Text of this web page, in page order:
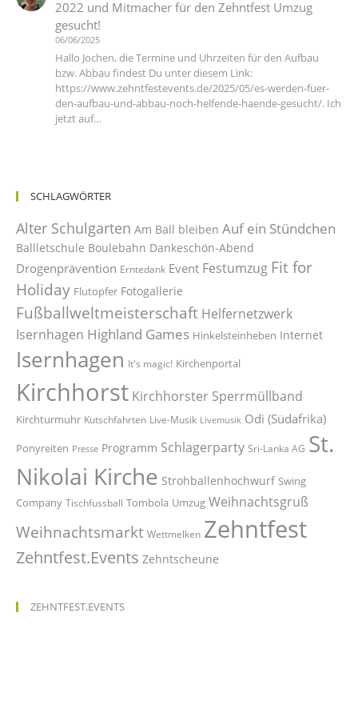
2022 und Mitmacher für den Zehntfest Umzug
gesucht!
06/06/2025
Hallo Jochen, die Termine und Uhrzeiten für den Aufbau
bzw. Abbau findest Du unter diesem Link:
https://www.zehntfestevents.de/2025/05/es-werden-fuer-
den-aufbau-und-abbau-noch-helfende-haende-gesucht/. Ich
jetzt auf…
SCHLAGWÖRTER
Alter Schulgarten Am Ball bleiben Auf ein Stündchen
Ballletschule Boulebahn Dankeschön-Abend
Drogenprävention Erntedank Event Festumzug Fit for
Holiday Flutopfer Fotogallerie
Fußballweltmeisterschaft Helfernetzwerk
Isernhagen Highland Games Hinkelsteinheben Internet
Isernhagen It's magic! Kirchenportal
Kirchhorst Kirchhorster Sperrmüllband
Kirchturmuhr Kutschfahrten Live-Musik Livemusik Odi (Südafrika)
Ponyreiten Presse Programm Schlagerparty Sri-Lanka AG St.
Nikolai Kirche Strohballenhochwurf Swing
Company Tischfussball Tombola Umzug Weihnachtsgruß
Weihnachtsmarkt Wettmelken Zehntfest
Zehntfest.Events Zehntscheune
ZEHNTFEST.EVENTS